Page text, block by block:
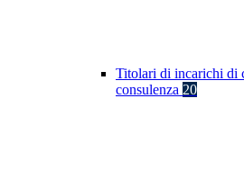
Titolari di incarichi di
consulenza 20